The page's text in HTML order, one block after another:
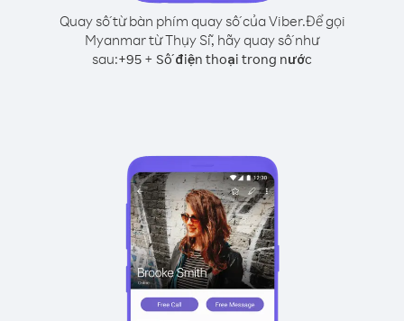
Quay số từ bàn phím quay số của Viber.Để gọi
Myanmar từ Thụy Sĩ, hãy quay số như
sau:+95 + Số điện thoại trong nước